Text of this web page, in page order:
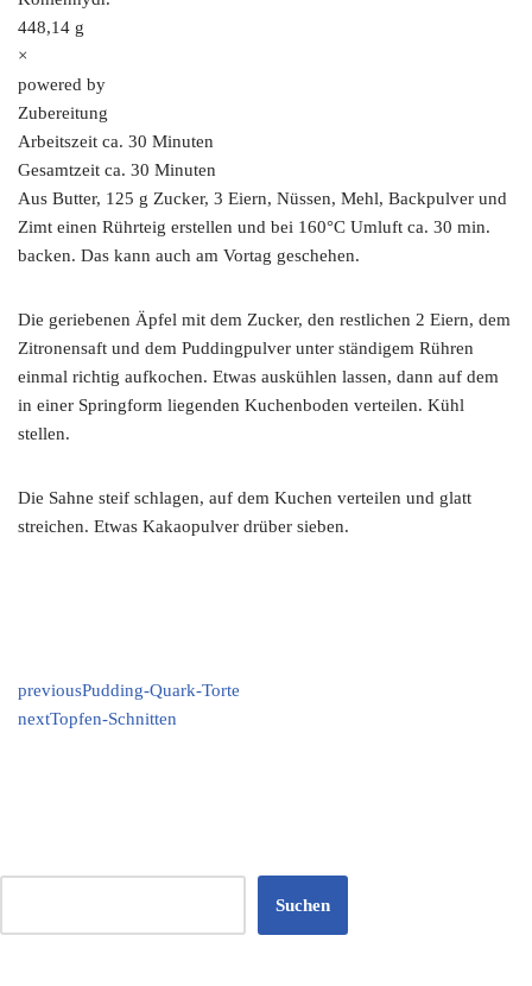
448,14 g
×
powered by
Zubereitung
Arbeitszeit ca. 30 Minuten
Gesamtzeit ca. 30 Minuten
Aus Butter, 125 g Zucker, 3 Eiern, Nüssen, Mehl, Backpulver und
Zimt einen Rührteig erstellen und bei 160°C Umluft ca. 30 min.
backen. Das kann auch am Vortag geschehen.
Die geriebenen Äpfel mit dem Zucker, den restlichen 2 Eiern, dem
Zitronensaft und dem Puddingpulver unter ständigem Rühren
einmal richtig aufkochen. Etwas auskühlen lassen, dann auf dem
in einer Springform liegenden Kuchenboden verteilen. Kühl
stellen.
Die Sahne steif schlagen, auf dem Kuchen verteilen und glatt
streichen. Etwas Kakaopulver drüber sieben.
previousPudding-Quark-Torte
nextTopfen-Schnitten
Suchen